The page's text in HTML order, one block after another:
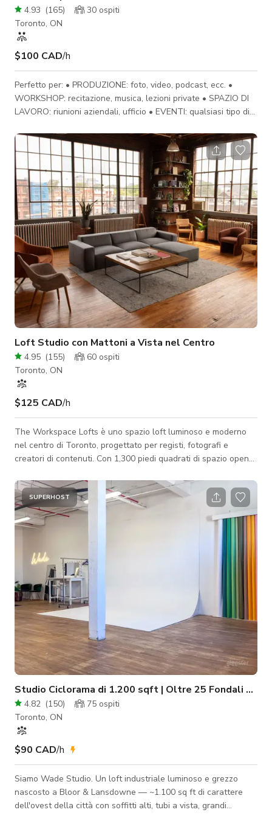
4.93 (165) 30 ospiti
Toronto, ON
$100 CAD/h
Perfetto per: • PRODUZIONE: foto, video, podcast, ecc. •
WORKSHOP: recitazione, musica, lezioni private • SPAZIO DI
LAVORO: riunioni aziendali, ufficio • EVENTI: qualsiasi tipo di
CARATTERISTICHE: • Spazio multifunzionale di 1100 piedi
quadrati. • Pianta aperta • Soffitti alti 10' • Illuminazione LED
multicolore controllata da iPad • TV Smart 65'' • Proiettore
HD con schermo da 120” (opzionale) • 2 grandi altop
Loft Studio con Mattoni a Vista nel Centro
4.95 (155) 60 ospiti
Toronto, ON
$125 CAD/h
The Workspace Lofts è uno spazio loft luminoso e moderno
nel centro di Toronto, progettato per registi, fotografi e
creatori di contenuti. Con 1,300 piedi quadrati di spazio open-
ad angolo, la nostra location offre uno sfondo straordinario
per servizi fotografici, produzioni video, riprese commerciali e
creazione di contenuti. Lo spazio è adatto alla produzione, con
molteplici aree di ripresa, luce naturale e una varietà di t
SUPERHOST
Studio Ciclorama di 1.200 sqft | Oltre 25 Fondali +
4.82 (150) 75 ospiti
Toronto, ON
$90 CAD/h
Siamo Wade Studio. Un loft industriale luminoso e grezzo
nascosto a Bloor & Lansdowne — ~1.100 sq ft di carattere
dell'ovest della città con soffitti alti, tubi a vista, grandi